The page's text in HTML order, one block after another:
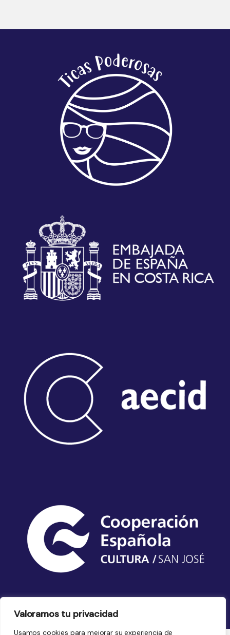
Valoramos tu privacidad
Usamos cookies para mejorar su experiencia de